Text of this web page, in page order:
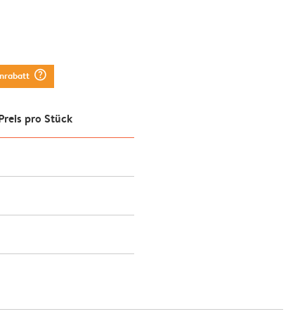
question_mark_circle
pro Stück